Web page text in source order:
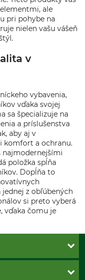
ale
pri pohybe na
nielen vašu vášeň
v
vybavenia,
vďaka svojej
sa špecializuje na
a príslušenstva
aby aj v
komfort a ochranu.
najmodernejšími
položka spĺňa
Dopĺňa to
z obľúbených
si preto vyberá
vďaka čomu je